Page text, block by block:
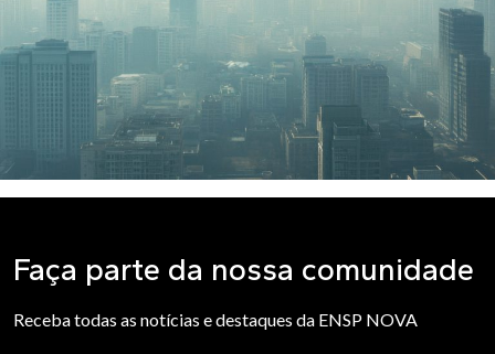
Faça parte da nossa comunidade
Receba todas as notícias e destaques da ENSP NOVA